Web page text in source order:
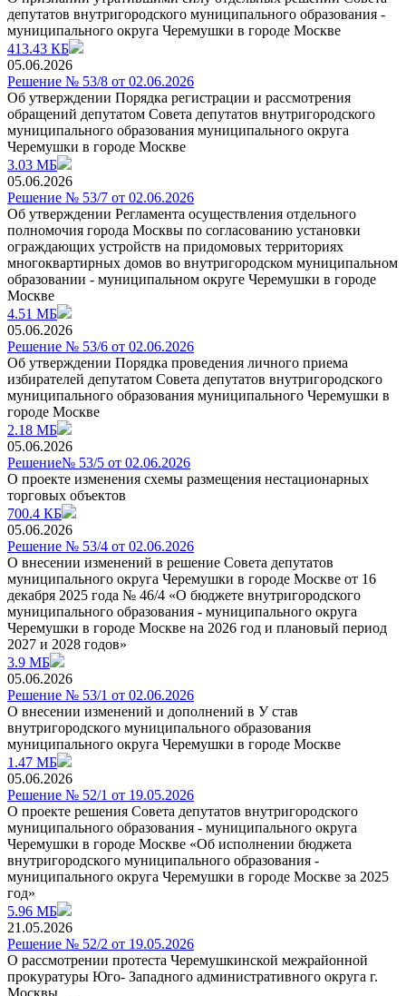
депутатов внутригородского муниципального образования -
муниципального округа Черемушки в городе Москве
413.43 КБ
05.06.2026
Решение № 53/8 от 02.06.2026
Об утверждении Порядка регистрации и рассмотрения
обращений депутатом Совета депутатов внутригородского
муниципального образования муниципального округа
Черемушки в городе Москве
3.03 МБ
05.06.2026
Решение № 53/7 от 02.06.2026
Об утверждении Регламента осуществления отдельного
полномочия города Москвы по coгласованию установки
ограждающих устройств на придомовых территориях
многоквартирных домов во внутригородском муниципальном
образовании - муниципальном округе Черемушки в городе
Москве
4.51 МБ
05.06.2026
Решение № 53/6 от 02.06.2026
Об утверждении Порядка проведения личного приема
избирателей депутатом Совета депутатов внутригородского
муниципального образования муниципального Черемушки в
городе Москве
2.18 МБ
05.06.2026
Решение№ 53/5 от 02.06.2026
О проекте изменения схемы размещения нестационарных
торговых объектов
700.4 КБ
05.06.2026
Решение № 53/4 от 02.06.2026
О внесении изменений в решение Совета депутатов
муниципального округа Черемушки в городе Москве от 16
декабря 2025 года № 46/4 «О бюджете внутригородского
муниципального образования - муниципального округа
Черемушки в городе Москве на 2026 год и плановый период
2027 и 2028 годов»
3.9 МБ
05.06.2026
Решение № 53/1 от 02.06.2026
О внесении изменений и дополнений в У став
внутригородского муниципального образования
муниципального округа Черемушки в городе Москве
1.47 МБ
05.06.2026
Решение № 52/1 от 19.05.2026
О проекте решения Совета депутатов внутригородского
муниципального образования - муниципального округа
Черемушки в городе Москве «Об исполнении бюджета
внутригородского муниципального образования -
муниципального округа Черемушки в городе Москве за 2025
год»
5.96 МБ
21.05.2026
Решение № 52/2 от 19.05.2026
О рассмотрении протеста Черемушкинской межрайонной
прокуратуры Юго- Западного административного округа г.
Москвы